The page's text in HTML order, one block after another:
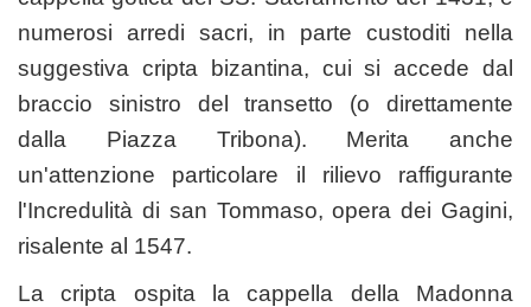
numerosi arredi sacri, in parte custoditi nella
suggestiva cripta bizantina, cui si accede dal
braccio sinistro del transetto (o direttamente
dalla Piazza Tribona). Merita anche
un'attenzione particolare il rilievo raffigurante
l'Incredulità di san Tommaso, opera dei Gagini,
risalente al 1547.
La cripta ospita la cappella della Madonna